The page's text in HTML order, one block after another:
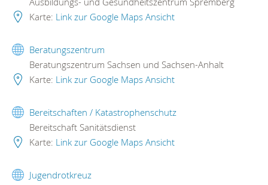
Karte: Link zur Google Maps Ansicht
Beratungszentrum
Beratungszentrum Sachsen und Sachsen-Anhalt
Karte: Link zur Google Maps Ansicht
Bereitschaften / Katastrophenschutz
Bereitschaft Sanitätsdienst
Karte: Link zur Google Maps Ansicht
Jugendrotkreuz